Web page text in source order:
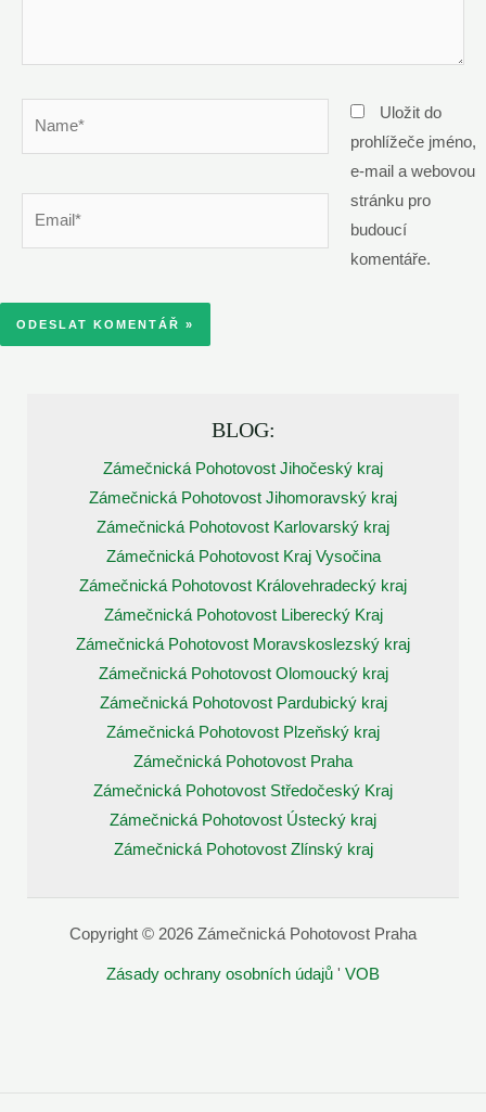
Uložit do
prohlížeče jméno,
e-mail a webovou
stránku pro
budoucí
komentáře.
BLOG:
Zámečnická Pohotovost Jihočeský kraj
Zámečnická Pohotovost Jihomoravský kraj
Zámečnická Pohotovost Karlovarský kraj
Zámečnická Pohotovost Kraj Vysočina
Zámečnická Pohotovost Královehradecký kraj
Zámečnická Pohotovost Liberecký Kraj
Zámečnická Pohotovost Moravskoslezský kraj
Zámečnická Pohotovost Olomoucký kraj
Zámečnická Pohotovost Pardubický kraj
Zámečnická Pohotovost Plzeňský kraj
Zámečnická Pohotovost Praha
Zámečnická Pohotovost Středočeský Kraj
Zámečnická Pohotovost Ústecký kraj
Zámečnická Pohotovost Zlínský kraj
Copyright © 2026 Zámečnická Pohotovost Praha
Zásady ochrany osobních údajů ' VOB